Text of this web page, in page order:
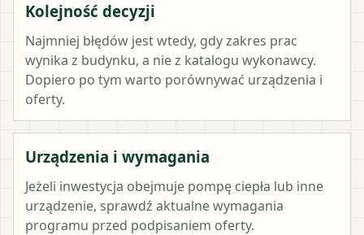
Kolejność decyzji
Najmniej błędów jest wtedy, gdy zakres prac
wynika z budynku, a nie z katalogu wykonawcy.
Dopiero po tym warto porównywać urządzenia i
oferty.
Urządzenia i wymagania
Jeżeli inwestycja obejmuje pompę ciepła lub inne
urządzenie, sprawdź aktualne wymagania
programu przed podpisaniem oferty.